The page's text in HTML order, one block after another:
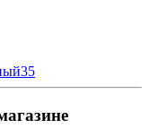
35